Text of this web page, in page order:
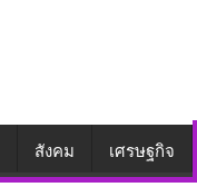
สังคม เศรษฐกิจ